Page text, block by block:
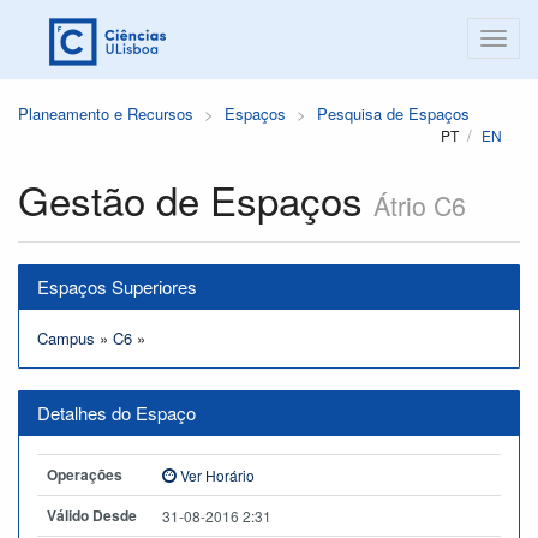
Planeamento e Recursos Espaços Pesquisa de Espaços
PT EN
Gestão de Espaços Átrio C6
Espaços Superiores
Campus » C6 »
Detalhes do Espaço
Operações Ver Horário
Válido Desde 31-08-2016 2:31